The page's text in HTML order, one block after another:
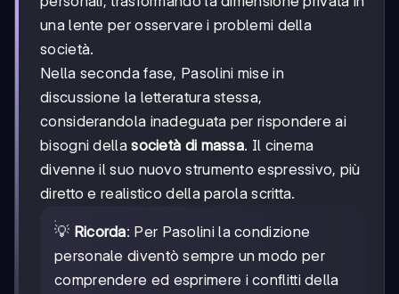
una lente per osservare i problemi della
società.
Nella seconda fase, Pasolini mise in
discussione la letteratura stessa,
considerandola inadeguata per rispondere ai
bisogni dellasocietà di massa. Il cinema
divenne il suo nuovo strumento espressivo, più
diretto e realistico della parola scritta.
💡 Ricorda: Per Pasolini la condizione
personale diventò sempre un modo per
comprendere ed esprimere i conflitti della